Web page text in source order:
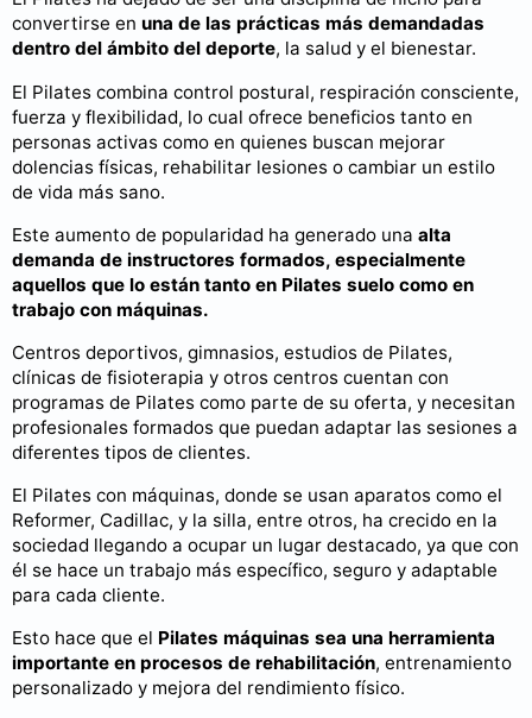
convertirse en una de las prácticas más demandadas
dentro del ámbito del deporte, la salud y el bienestar.
El Pilates combina control postural, respiración consciente,
fuerza y flexibilidad, lo cual ofrece beneficios tanto en
personas activas como en quienes buscan mejorar
dolencias físicas, rehabilitar lesiones o cambiar un estilo
de vida más sano.
Este aumento de popularidad ha generado una alta
demanda de instructores formados, especialmente
aquellos que lo están tanto en Pilates suelo como en
trabajo con máquinas.
Centros deportivos, gimnasios, estudios de Pilates,
clínicas de fisioterapia y otros centros cuentan con
programas de Pilates como parte de su oferta, y necesitan
profesionales formados que puedan adaptar las sesiones a
diferentes tipos de clientes.
El Pilates con máquinas, donde se usan aparatos como el
Reformer, Cadillac, y la silla, entre otros, ha crecido en la
sociedad llegando a ocupar un lugar destacado, ya que con
él se hace un trabajo más específico, seguro y adaptable
para cada cliente.
Esto hace que el Pilates máquinas sea una herramienta
importante en procesos de rehabilitación, entrenamiento
personalizado y mejora del rendimiento físico.